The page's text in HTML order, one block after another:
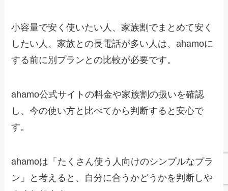
小容量で安く使いたい人、家族割でまとめて安く
したい人、家族との長電話が多い人は、ahamoに
する前に別プランとの比較が必要です。
ahamo公式サイトの料金や家族割の扱いを確認
し、今の使い方と比べてから判断すると安心で
す。
ahamoは「たくさん使う人向けのシンプルなプラ
ン」と考えると、自分に合うかどうかを判断しや